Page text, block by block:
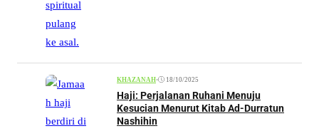
KHAZANAH• 18/10/2025
Haji: Perjalanan Ruhani Menuju
Kesucian Menurut Kitab Ad-Durratun
Nashihin